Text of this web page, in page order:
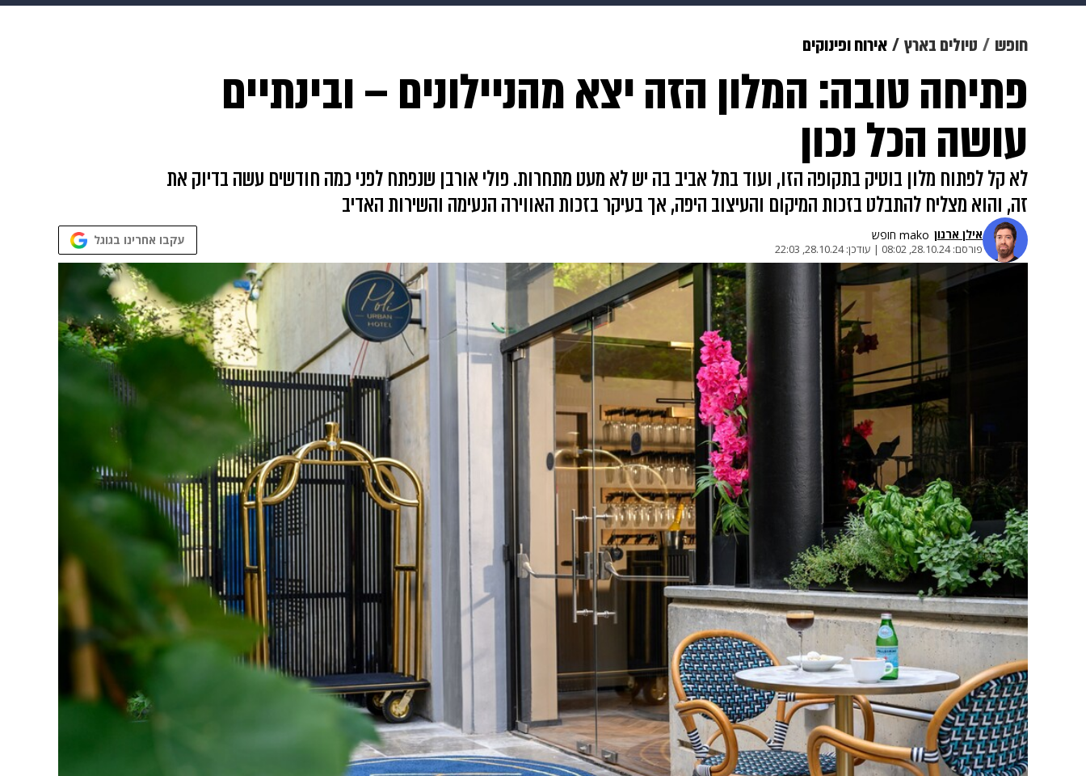
מוזיקה תרבות צבא וביטחון
דיגיטל גאווה ויוה משפט תשעה חודשים מתכונים פרויקטים מיוחדים
חופש טיולים בארץ אירוח ופינוקים
פתיחה טובה: המלון הזה יצא מהניילונים – ובינתיים
עושה הכל נכון
לא קל לפתוח מלון בוטיק בתקופה הזו, ועוד בתל אביב בה יש לא מעט מתחרות. פולי אורבן שנפתח לפני כמה חודשים עשה בדיוק את
זה, והוא מצליח להתבלט בזכות המיקום והעיצוב היפה, אך בעיקר בזכות האווירה הנעימה והשירות האדיב
אילן ארנון mako חופש
פורסם:28.10.24, 08:02
| עודכן:28.10.24, 22:03
עקבו אחרינו בגוגל